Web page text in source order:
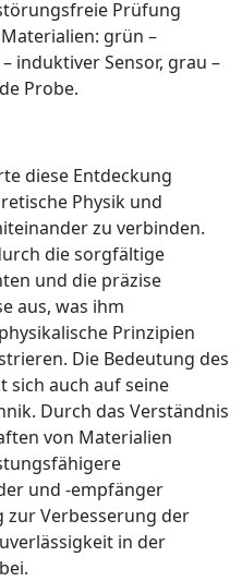
Prüfung
grün –
induktiver Sensor, grau –
Probe.
diese Entdeckung
Physik und
zu verbinden.
die sorgfältige
und die präzise
aus, was ihm
Prinzipien
Die Bedeutung des
sich auch auf seine
Durch das Verständnis
von Materialien
und -empfänger
zur Verbesserung der
in der